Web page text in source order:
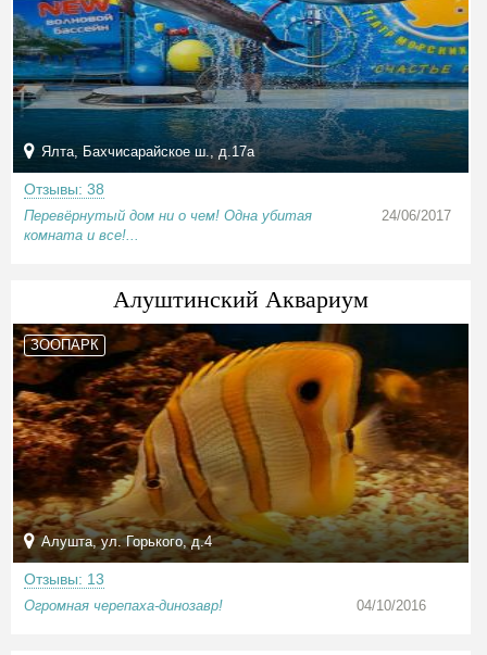
Ялта, Бахчисарайское ш., д.17a
Отзывы: 38
Перевёрнутый дом ни о чем! Одна убитая
комната и все!...
24/06/2017
Алуштинский Аквариум
ЗООПАРК
Алушта, ул. Горького, д.4
Отзывы: 13
Огромная черепаха-динозавр! 04/10/2016